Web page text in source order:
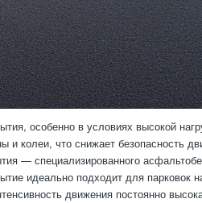
особенно в условиях высокой
колеи, что снижает безопасность
— специализированного
идеально подходит для парковок
движения постоянно